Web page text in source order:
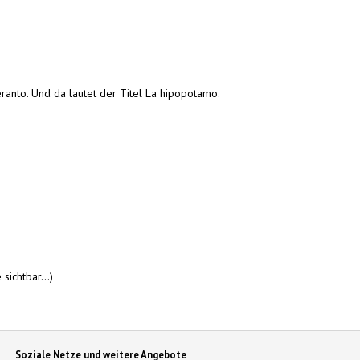
Und da lautet der Titel La hipopotamo.
Soziale Netze und weitere Angebote